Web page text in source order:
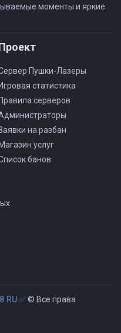
моменты и яркие
Пушки-Лазеры
Игровая статистика
Правила серверов
на разбан
Магазин услуг
банов
✅© Все права